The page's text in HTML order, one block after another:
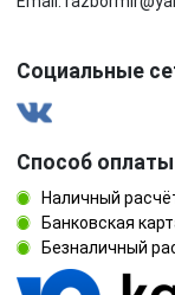
Социальные
Способ оплаты
Наличный
Банковская
Безналичный